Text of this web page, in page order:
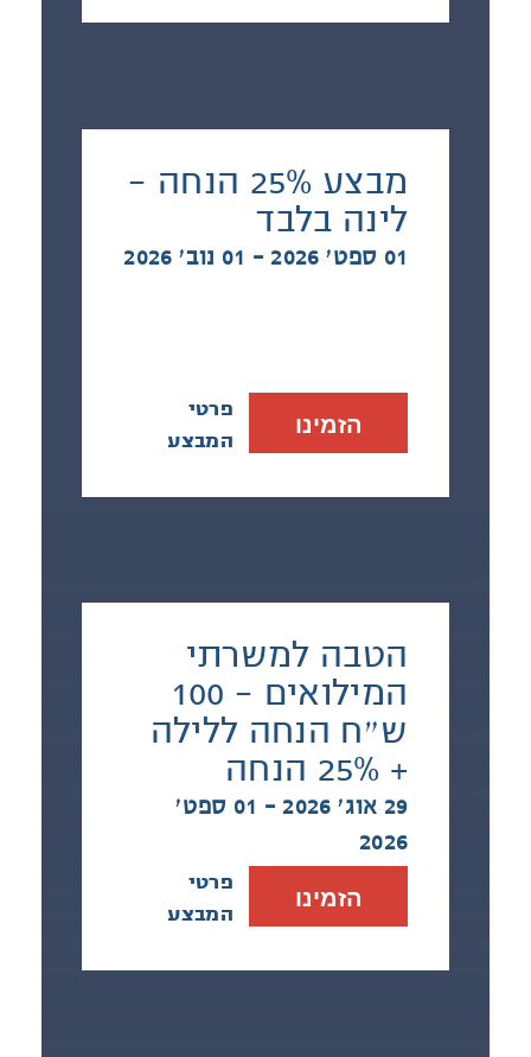
מבצע 25% הנחה -
לינה בלבד
01 ספט׳ 2026 - 01 נוב׳ 2026
הזמינו
פרטי
המבצע
הטבה למשרתי
המילואים - 100
ש״ח הנחה ללילה
+ 25% הנחה
29 אוג׳ 2026 - 01 ספט׳
2026
הזמינו
פרטי
המבצע